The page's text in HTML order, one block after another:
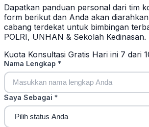
Dapatkan panduan personal dari tim
form berikut dan Anda akan
cabang terdekat untuk bimbingan
POLRI, UNHAN & Sekolah Kedinasan.
Kuota Konsultasi Gratis Hari ini 7 dari
Nama Lengkap *
Saya Sebagai *